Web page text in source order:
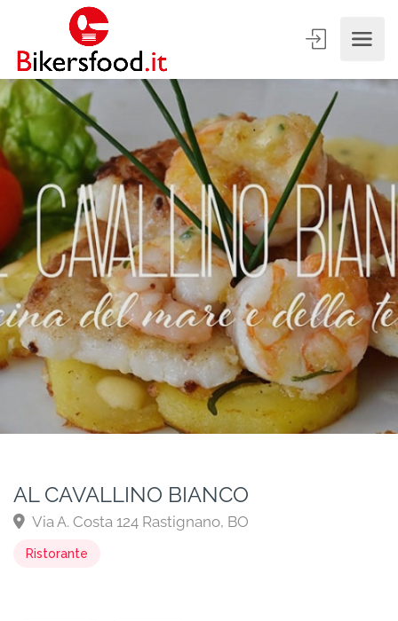
AL CAVALLINO BIANCO
Via A. Costa 124 Rastignano, BO
Ristorante